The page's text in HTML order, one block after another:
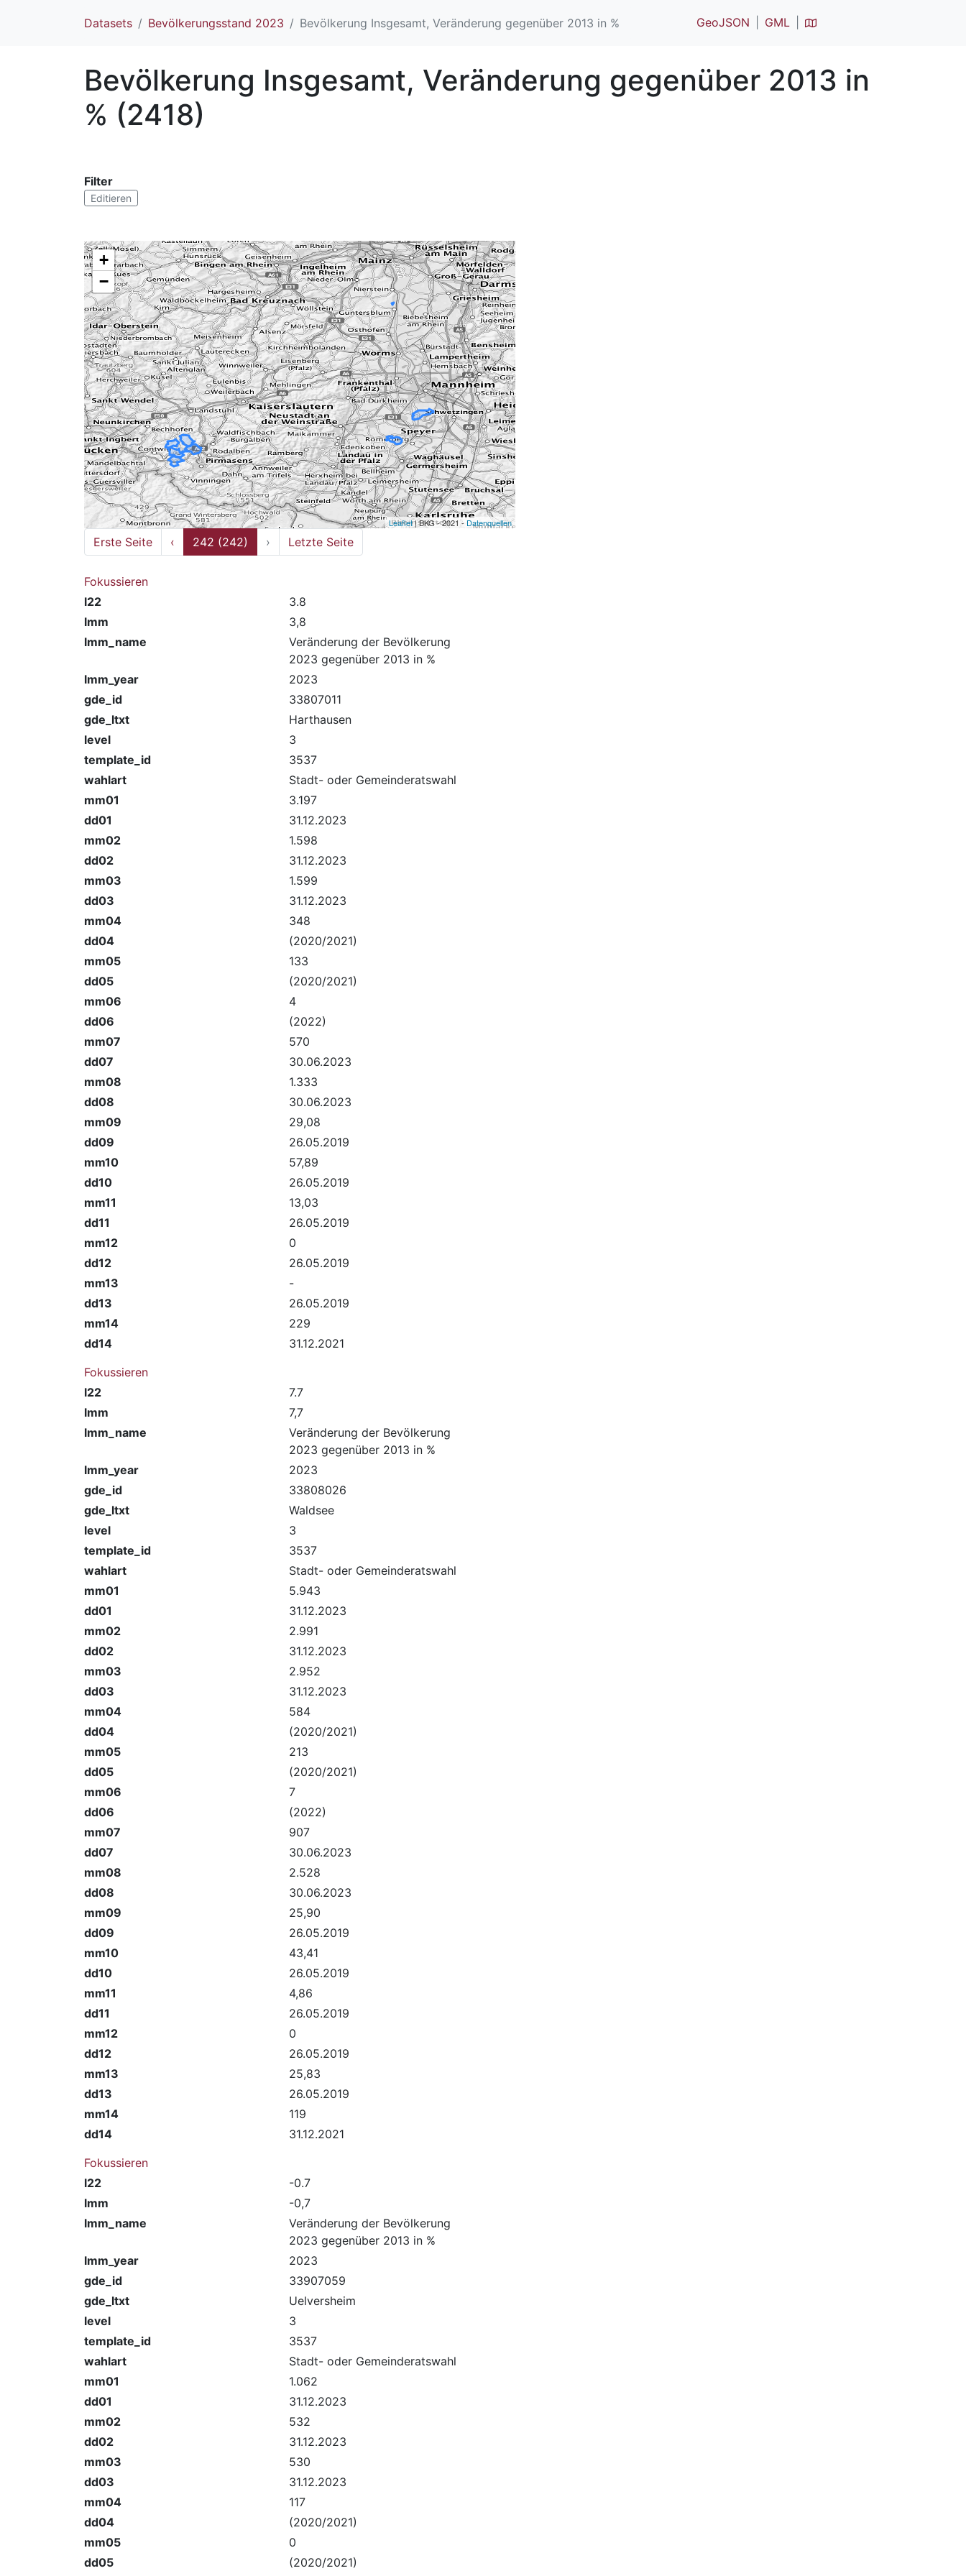
Datasets Bevölkerungsstand 2023 Bevölkerung Insgesamt, Veränderung gegenüber 2013 in % GeoJSON GML
Bevölkerung Insgesamt, Veränderung gegenüber 2013 in
% (2418)
Filter
Editieren
+
−
Leaflet| BKG - 2021 - Datenquellen
Erste Seite ‹ 242 (242) › Letzte Seite
Fokussieren
l22
3.8
lmm
3,8
lmm_name
Veränderung der Bevölkerung
2023 gegenüber 2013 in %
lmm_year
2023
gde_id
33807011
gde_ltxt
Harthausen
level
3
template_id
3537
wahlart
Stadt- oder Gemeinderatswahl
mm01
3.197
dd01
31.12.2023
mm02
1.598
dd02
31.12.2023
mm03
1.599
dd03
31.12.2023
mm04
348
dd04
(2020/2021)
mm05
133
dd05
(2020/2021)
mm06
4
dd06
(2022)
mm07
570
dd07
30.06.2023
mm08
1.333
dd08
30.06.2023
mm09
29,08
dd09
26.05.2019
mm10
57,89
dd10
26.05.2019
mm11
13,03
dd11
26.05.2019
mm12
0
dd12
26.05.2019
mm13
-
dd13
26.05.2019
mm14
229
dd14
31.12.2021
Fokussieren
l22
7.7
lmm
7,7
lmm_name
Veränderung der Bevölkerung
2023 gegenüber 2013 in %
lmm_year
2023
gde_id
33808026
gde_ltxt
Waldsee
level
3
template_id
3537
wahlart
Stadt- oder Gemeinderatswahl
mm01
5.943
dd01
31.12.2023
mm02
2.991
dd02
31.12.2023
mm03
2.952
dd03
31.12.2023
mm04
584
dd04
(2020/2021)
mm05
213
dd05
(2020/2021)
mm06
7
dd06
(2022)
mm07
907
dd07
30.06.2023
mm08
2.528
dd08
30.06.2023
mm09
25,90
dd09
26.05.2019
mm10
43,41
dd10
26.05.2019
mm11
4,86
dd11
26.05.2019
mm12
0
dd12
26.05.2019
mm13
25,83
dd13
26.05.2019
mm14
119
dd14
31.12.2021
Fokussieren
l22
-0.7
lmm
-0,7
lmm_name
Veränderung der Bevölkerung
2023 gegenüber 2013 in %
lmm_year
2023
gde_id
33907059
gde_ltxt
Uelversheim
level
3
template_id
3537
wahlart
Stadt- oder Gemeinderatswahl
mm01
1.062
dd01
31.12.2023
mm02
532
dd02
31.12.2023
mm03
530
dd03
31.12.2023
mm04
117
dd04
(2020/2021)
mm05
0
dd05
(2020/2021)